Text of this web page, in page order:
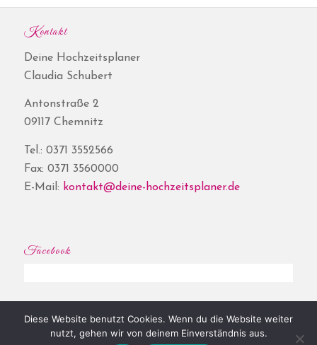
Kontakt
Deine Hochzeitsplaner
Claudia Schubert
Antonstraße 2
09117 Chemnitz
Tel.: 0371 3552566
Fax: 0371 3560000
E-Mail: kontakt@deine-hochzeitsplaner.de
Facebook
© Copyright - Deine Hochzeitsplaner® | Website byShore|Impressum|
Diese Website benutzt Cookies. Wenn du die Website weiter
nutzt, gehen wir von deinem Einverständnis aus.